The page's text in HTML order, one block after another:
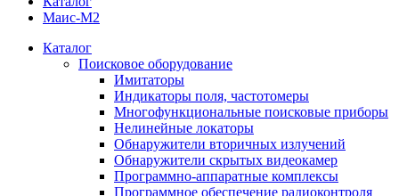
Маис-М2
Каталог
Поисковое оборудование
Имитаторы
Индикаторы поля, частотомеры
Многофункциональные поисковые приборы
Нелинейные локаторы
Обнаружители вторичных излучений
Обнаружители скрытых видеокамер
Программно-аппаратные комплексы
Программное обеспечение радиоконтроля